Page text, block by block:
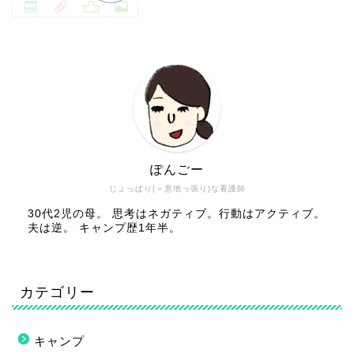
じょっぱり(＝意地っ張り)な看護師
ぽんごー
30代2児の母。 思考はネガティブ。行動はアクティブ。
夫は逆。 キャンプ歴1年半。
カテゴリー
キャンプ